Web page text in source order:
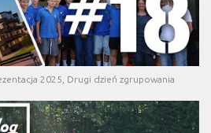
2025, Drugi dzień zgrupowania